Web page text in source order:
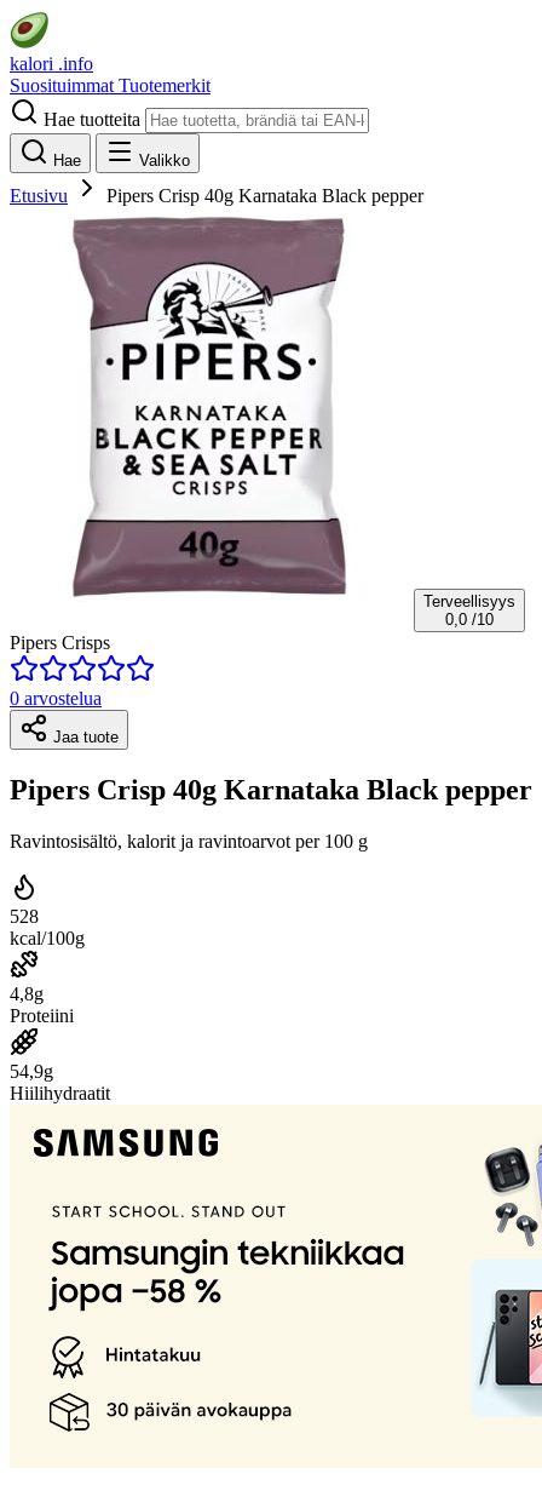
kalori .info
Suosituimmat Tuotemerkit
Hae tuotteita
Hae Valikko
Etusivu Pipers Crisp 40g Karnataka Black pepper
Terveellisyys
0,0 /10
Pipers Crisps
0 arvostelua
Jaa tuote
Pipers Crisp 40g Karnataka Black pepper
Ravintosisältö, kalorit ja ravintoarvot per 100 g
528
kcal/100g
4,8g
Proteiini
54,9g
Hiilihydraatit